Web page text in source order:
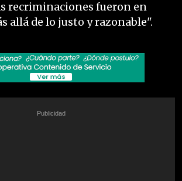
recriminaciones fueron en
allá de lo justo y razonable".